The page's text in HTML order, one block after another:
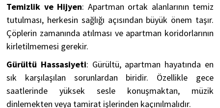
Temizlik ve Hijyen: Apartman ortak alanlarının temiz
tutulması, herkesin sağlığı açısından büyük önem taşır.
Çöplerin zamanında atılması ve apartman koridorlarının
kirletilmemesi gerekir.
Gürültü Hassasiyeti: Gürültü, apartman hayatında en
sık karşılaşılan sorunlardan biridir. Özellikle gece
saatlerinde yüksek sesle konuşmaktan, müzik
dinlemekten veya tamirat işlerinden kaçınılmalıdır.